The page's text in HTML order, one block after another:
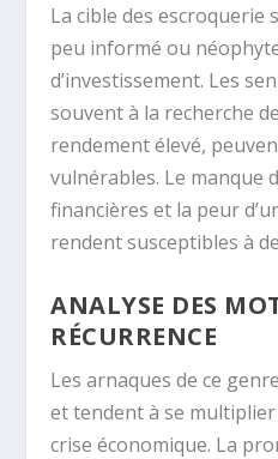
La cible des escroquerie
peu informé ou
d’investissement. Les
souvent à la recherche
rendement élevé,
vulnérables. Le manque
financières et la peur
rendent susceptibles à
ANALYSE DES
RÉCURRENCE
Les arnaques de ce
et tendent à se
crise économique. La